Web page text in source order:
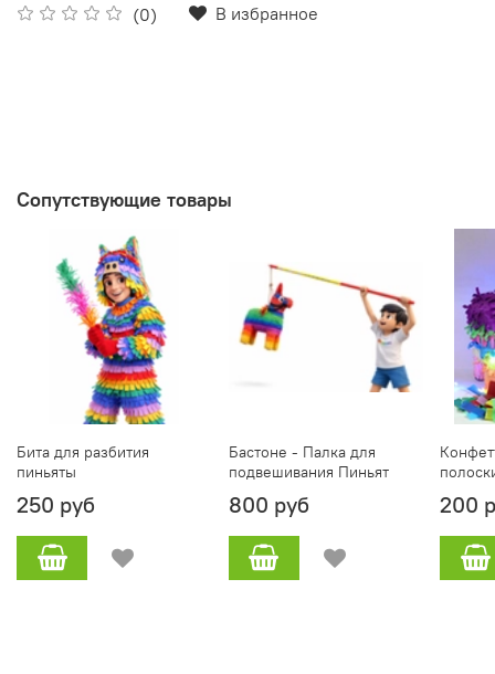
(0) В избранное
Сопутствующие товары
Бита для разбития
пиньяты
250 руб
Бастоне - Палка для
подвешивания Пиньят
800 руб 200